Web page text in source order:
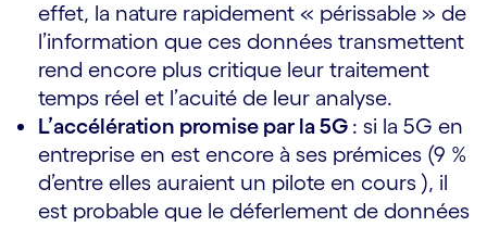
effet, la nature rapidement « périssable » de
l’information que ces données transmettent
rend encore plus critique leur traitement
temps réel et l’acuité de leur analyse.
L’accélération promise par la 5G : si la 5G en
entreprise en est encore à ses prémices (9 %
d’entre elles auraient un pilote en cours ), il
est probable que le déferlement de données